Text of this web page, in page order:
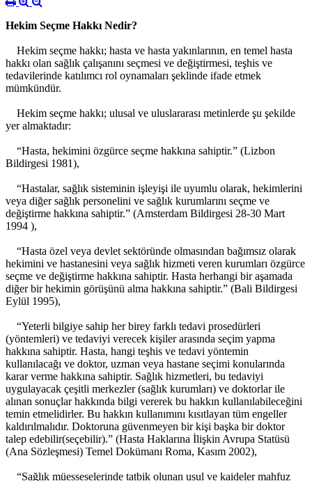
Hekim Seçme Hakkı Nedir?
Hekim seçme hakkı; hasta ve hasta yakınlarının, en temel hasta
hakkı olan sağlık çalışanını seçmesi ve değiştirmesi, teşhis ve
tedavilerinde katılımcı rol oynamaları şeklinde ifade etmek
mümkündür.
Hekim seçme hakkı; ulusal ve uluslararası metinlerde şu şekilde
yer almaktadır:
“Hasta, hekimini özgürce seçme hakkına sahiptir.” (Lizbon
Bildirgesi 1981),
“Hastalar, sağlık sisteminin işleyişi ile uyumlu olarak, hekimlerini
veya diğer sağlık personelini ve sağlık kurumlarını seçme ve
değiştirme hakkına sahiptir.” (Amsterdam Bildirgesi 28-30 Mart
1994 ),
“Hasta özel veya devlet sektöründe olmasından bağımsız olarak
hekimini ve hastanesini veya sağlık hizmeti veren kurumları özgürce
seçme ve değiştirme hakkına sahiptir. Hasta herhangi bir aşamada
diğer bir hekimin görüşünü alma hakkına sahiptir.” (Bali Bildirgesi
Eylül 1995),
“Yeterli bilgiye sahip her birey farklı tedavi prosedürleri
(yöntemleri) ve tedaviyi verecek kişiler arasında seçim yapma
hakkına sahiptir. Hasta, hangi teşhis ve tedavi yöntemin
kullanılacağı ve doktor, uzman veya hastane seçimi konularında
karar verme hakkına sahiptir. Sağlık hizmetleri, bu tedaviyi
uygulayacak çeşitli merkezler (sağlık kurumları) ve doktorlar ile
alınan sonuçlar hakkında bilgi vererek bu hakkın kullanılabileceğini
temin etmelidirler. Bu hakkın kullanımını kısıtlayan tüm engeller
kaldırılmalıdır. Doktoruna güvenmeyen bir kişi başka bir doktor
talep edebilir(seçebilir).” (Hasta Haklarına İlişkin Avrupa Statüsü
(Ana Sözleşmesi) Temel Dokümanı Roma, Kasım 2002),
“Sağlık müesseselerinde tatbik olunan usul ve kaideler mahfuz